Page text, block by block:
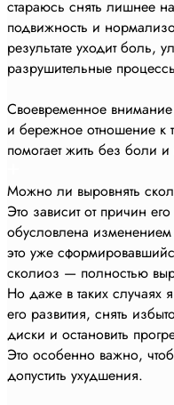
стараюсь снять лишнее
подвижность и
результате уходит боль,
разрушительные
Своевременное внимание
и бережное отношение к
помогает жить без боли
Можно ли выровнять
Это зависит от причин
обусловлена изменением
это уже
сколиоз — полностью
Но даже в таких случаях
его развития, снять
диски и остановить
Это особенно важно,
допустить ухудшения.